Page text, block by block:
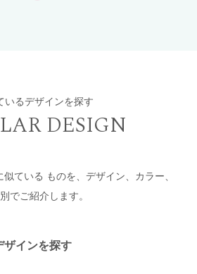
いるデザインを探す
DESIGN
似ている ものを、デザイン、カラー、
でご紹介します。
ザインを探す